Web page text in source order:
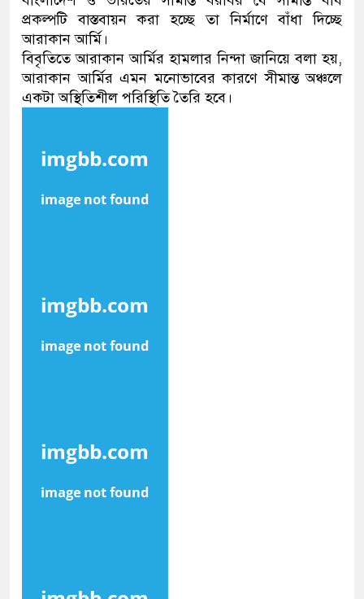
প্রকল্পটি বাস্তবায়ন করা হচ্ছে তা নির্মাণে বাঁধা দিচ্ছে
আরাকান আর্মি।
বিবৃতিতে আরাকান আর্মির হামলার নিন্দা জানিয়ে বলা হয়,
আরাকান আর্মির এমন মনোভাবের কারণে সীমান্ত অঞ্চলে
একটা অস্থিতিশীল পরিস্থিতি তৈরি হবে।